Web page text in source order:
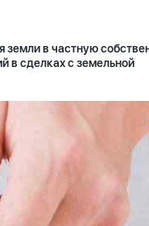
в частную
в сделках с земельной